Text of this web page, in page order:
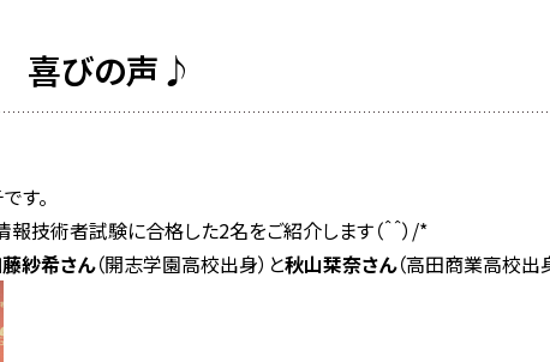
喜びの声♪
す。
技術者試験に合格した2名をご紹介します（＾＾）/*
紗希さん（開志学園高校出身）と秋山栞奈さん（高田商業高校出